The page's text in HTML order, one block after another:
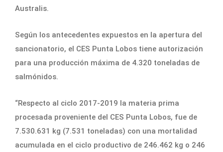
Australis.
Según los antecedentes expuestos en la apertura del
sancionatorio, el CES Punta Lobos tiene autorización
para una producción máxima de 4.320 toneladas de
salmónidos.
“Respecto al ciclo 2017-2019 la materia prima
procesada proveniente del CES Punta Lobos, fue de
7.530.631 kg (7.531 toneladas) con una mortalidad
acumulada en el ciclo productivo de 246.462 kg o 246